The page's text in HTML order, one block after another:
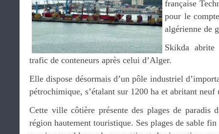
française
pour le
algérienne de
Skikda
trafic de conteneurs après celui d’Alger.
Elle dispose désormais d’un pôle industriel
pétrochimique, s’étalant sur 1200 ha et abritant
Cette ville côtière présente des plages de paradis
région hautement touristique. Ses plages de sable